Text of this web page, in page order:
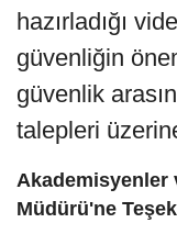
hazırladığı
güvenliğin
güvenlik
talepleri
Akademisyenler
Müdürü'ne